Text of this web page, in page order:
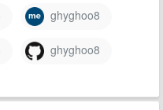
ghyghoo8
ghyghoo8